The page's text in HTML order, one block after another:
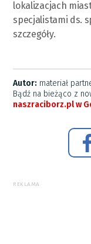
lokalizacjach
specjalistami ds.
szczegóły.
Autor: materiał
Bądź na bieżąco z
naszraciborz.pl w
REKLAMA